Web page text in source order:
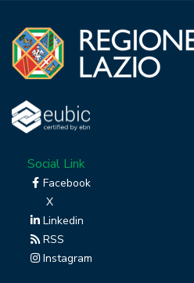
Social Link
Facebook
X
Linkedin
RSS
Instagram